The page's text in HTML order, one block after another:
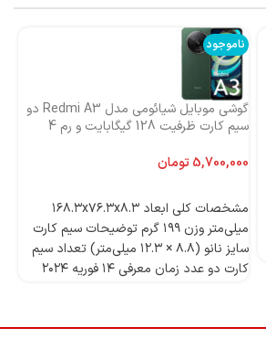
ناموجود
گوشی موبایل شیائومی مدل Redmi A3 دو
سیم کارت ظرفیت 128 گیگابایت و رم 4
تومان
مشخصات کلی ابعاد ۱۶۸.۳x۷۶.۳x۸.۳
میلی‌متر وزن ۱۹۹ گرم توضیحات سیم کارت
سایز نانو (۸.۸ × ۱۲.۳ میلی‌متر) تعداد سیم
کارت دو عدد زمان معرفی ۱۴ فوریه ۲۰۲۴
nm) پردازنده‌ مرکزی Octa-core (۴x۲.۲